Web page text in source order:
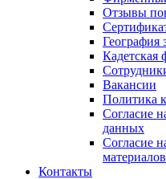
Отзывы
География
Кадетская
Вакансии
Политика
Согласие
данных
Согласие
материалов
Контакты